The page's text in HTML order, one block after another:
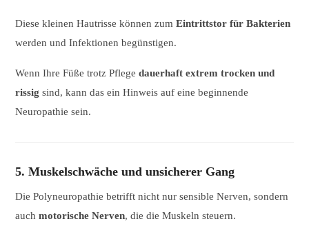
Diese kleinen Hautrisse können zumEintrittstor für Bakterien
werden und Infektionen begünstigen.
Wenn Ihre Füße trotz Pflegedauerhaft extrem trocken und
rissig sind, kann das ein Hinweis auf eine beginnende
Neuropathie sein.
5. Muskelschwäche und unsicherer Gang
Die Polyneuropathie betrifft nicht nur sensible Nerven, sondern
auchmotorische Nerven, die die Muskeln steuern.